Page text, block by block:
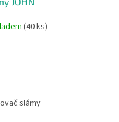
(40 ks)
slámy